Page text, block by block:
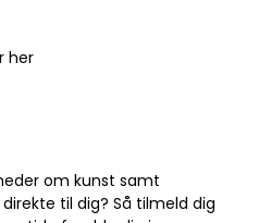
her
om kunst samt
til dig? Så tilmeld dig